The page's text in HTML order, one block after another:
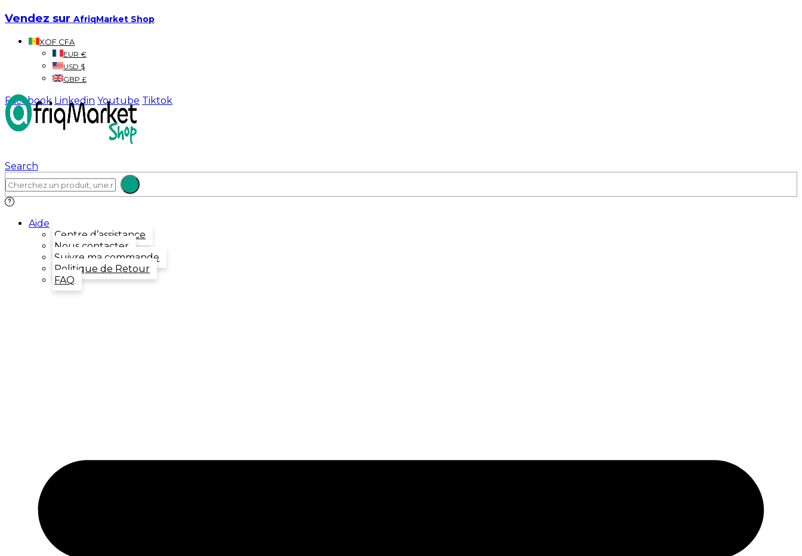
Vendez sur AfriqMarket Shop
XOF CFA
EUR €
USD $
GBP £
Facebook Linkedin Youtube Tiktok
Search
Aide
Centre d’assistance
Nous contacter
Suivre ma commande
Politique de Retour
FAQ